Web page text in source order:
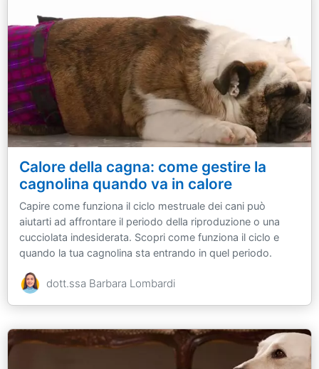
Calore della cagna: come gestire la
cagnolina quando va in calore
Capire come funziona il ciclo mestruale dei cani può
aiutarti ad affrontare il periodo della riproduzione o una
cucciolata indesiderata. Scopri come funziona il ciclo e
quando la tua cagnolina sta entrando in quel periodo.
dott.ssa Barbara Lombardi